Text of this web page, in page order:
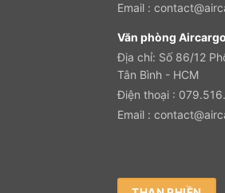
Email :
Văn phòng
Địa chỉ: Số 86/12
Tân Bình - HCM
Điện thoại :
Email :